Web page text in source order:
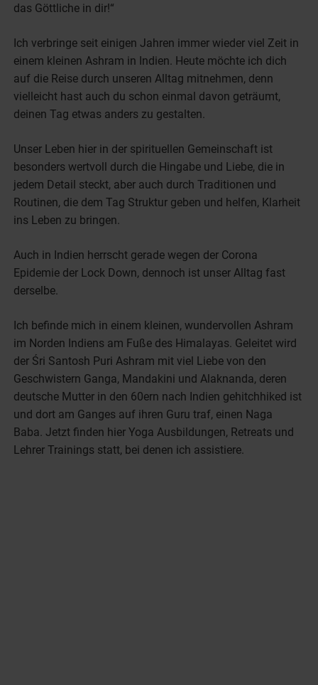
das Göttliche in dir!“
Ich verbringe seit einigen Jahren immer wieder viel Zeit in
einem kleinen Ashram in Indien. Heute möchte ich dich
auf die Reise durch unseren Alltag mitnehmen, denn
vielleicht hast auch du schon einmal davon geträumt,
deinen Tag etwas anders zu gestalten.
Unser Leben hier in der spirituellen Gemeinschaft ist
besonders wertvoll durch die Hingabe und Liebe, die in
jedem Detail steckt, aber auch durch Traditionen und
Routinen, die dem Tag Struktur geben und helfen, Klarheit
ins Leben zu bringen.
Auch in Indien herrscht gerade wegen der Corona
Epidemie der Lock Down, dennoch ist unser Alltag fast
derselbe.
Ich befinde mich in einem kleinen, wundervollen Ashram
im Norden Indiens am Fuße des Himalayas. Geleitet wird
der Śri Santosh Puri Ashram mit viel Liebe von den
Geschwistern Ganga, Mandakini und Alaknanda, deren
deutsche Mutter in den 60ern nach Indien gehitchhiked ist
und dort am Ganges auf ihren Guru traf, einen Naga
Baba. Jetzt finden hier Yoga Ausbildungen, Retreats und
Lehrer Trainings statt, bei denen ich assistiere.